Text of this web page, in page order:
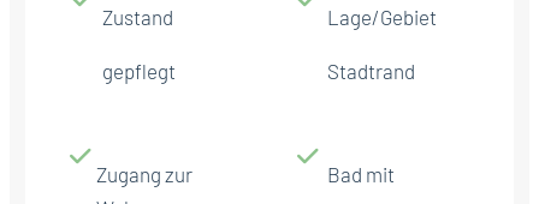
Zustand
gepflegt
Lage/Gebiet
Stadtrand
Zugang zur
Bad mit